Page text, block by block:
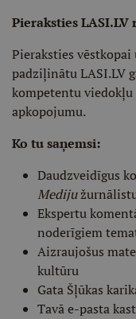
Pieraksties
Pieraksties
padziļinātu LASI.LV
kompetentu
apkopojumu.
Ko tu saņemsi:
Daudzveidīgus
Mediju
Ekspertu
noderīgiem
Aizraujošus
kultūru
Gata Šļūkas
Tavā e-pasta